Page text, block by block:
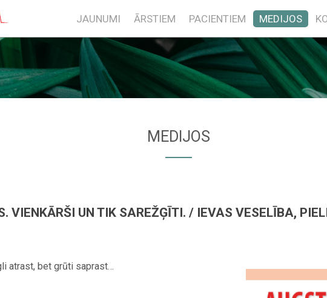
JAUNUMI ĀRSTIEM PACIENTIEM MEDIJOS
MEDIJOS
VIENKĀRŠI UN TIK SAREŽĢĪTI. / IEVAS VESELĪBA,
atrast, bet grūti saprast…